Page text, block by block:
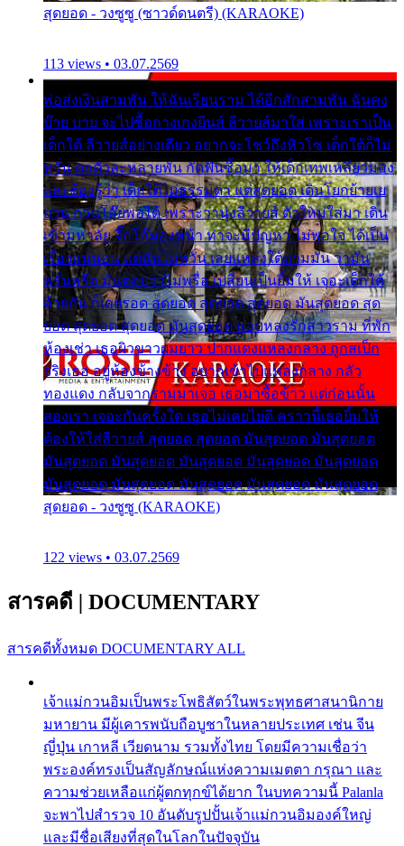
สุดยอด - วงซูซู (ซาวด์ดนตรี) (KARAOKE)
113 views • 03.07.2569
พ่อส่งเงินสามพัน ให้ฉันเรียนราม ได้อีกสักสามพัน ฉันคง
บ๊าย บาย จะไปซื้อกางเกงยีนส์ ลีวายส์มาใส่ เพราะเราเป็น
เด็กใต้ ลีวายส์อย่างเดียว อยากจะโชว์ถึงหิวโซ เด็กใต้ก็ไม่
หวั่น ตกตัวละหลายพัน กัดฟันซื้อมา ให้เด็กเทพเหลียวมอง
และต้องรู้ว่า เด็กใต้ไม่ธรรมดา แต่สุดยอด เดินโยกย้ายเย
ยวน กวนโอ๊ยพอได้ เพราะว่านุ่งลีวายส์ ตัวใหม่ใส่มา เดิน
เข้ามหาลัย จิ๊กโก๊มองหน้า ท่าจะมีปัญหา ไม่พอใจ ได้เป็น
เรื่องแน่นอน แต่ฉันไม่หวั่น เลยแหลงใต้ถามมัน ว่ามัน
พรั่นพรือ มันตอบว่าไม่พรื่อ เปลี่ยนเป็นยิ้มให้ เจอะเด็กใต้
ด้วยกัน ก็เลยรอด สุดยอด สุดยอด สุดยอด มันสุดยอด สุด
ยอด สุดยอด สุดยอด มันสุดยอด แอบหลงรักสาวราม ที่พัก
ห้องเช่า เธอผิวขาวผมยาว ปากแดงแหลงกลาง ถูกสเป็ก
จริงเธอ อยู่ห้องข้างข้าง อยากเข้าไปแหลงกลาง กลัว
ทองแดง กลับจากรามมาเจอ เธอมาซื้อข้าว แต่ก่อนนั้น
สองเรา เจอะกันครั้งใด เธอไม่เคยไยดี คราวนี้เธอยิ้มให้
ต้องให้ใส่ลีวายส์ สุดยอด สุดยอด มันสุดยอด มันสุดยอด
มันสุดยอด มันสุดยอด มันสุดยอด มันสุดยอด มันสุดยอด
มันสุดยอด มันสุดยอด มันสุดยอด มันสุดยอด มันสุดยอด
สุดยอด - วงซูซู (KARAOKE)
122 views • 03.07.2569
สารคดี | DOCUMENTARY
สารคดีทั้งหมด DOCUMENTARY ALL
เจ้าแม่กวนอิมเป็นพระโพธิสัตว์ในพระพุทธศาสนานิกาย
มหายาน มีผู้เคารพนับถือบูชาในหลายประเทศ เช่น จีน
ญี่ปุ่น เกาหลี เวียดนาม รวมทั้งไทย โดยมีความเชื่อว่า
พระองค์ทรงเป็นสัญลักษณ์แห่งความเมตตา กรุณา และ
ความช่วยเหลือแก่ผู้ตกทุกข์ได้ยาก ในบทความนี้ Palanla
จะพาไปสำรวจ 10 อันดับรูปปั้นเจ้าแม่กวนอิมองค์ใหญ่
และมีชื่อเสียงที่สุดในโลกในปัจจุบัน